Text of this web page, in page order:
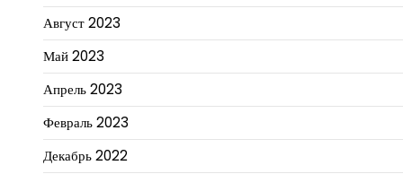
Август 2023
Май 2023
Апрель 2023
Февраль 2023
Декабрь 2022